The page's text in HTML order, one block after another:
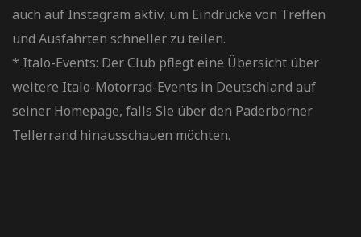
auch auf Instagram aktiv, um Eindrücke von Treffen
und Ausfahrten schneller zu teilen.
* Italo-Events: Der Club pflegt eine Übersicht über
weitere Italo-Motorrad-Events in Deutschland auf
seiner Homepage, falls Sie über den Paderborner
Tellerrand hinausschauen möchten.